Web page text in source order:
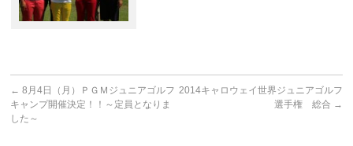
← 8月4日（月）ＰＧＭジュニアゴルフ
キャンプ開催決定！！～定員となりま
した～
2014キャロウェイ世界ジュニアゴルフ
選手権 総合 →